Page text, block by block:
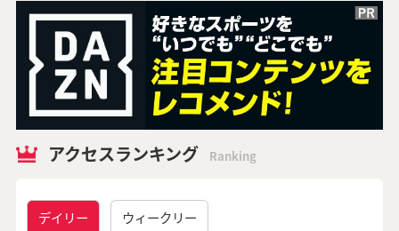
アクセスランキング Ranking
デイリー ウィークリー